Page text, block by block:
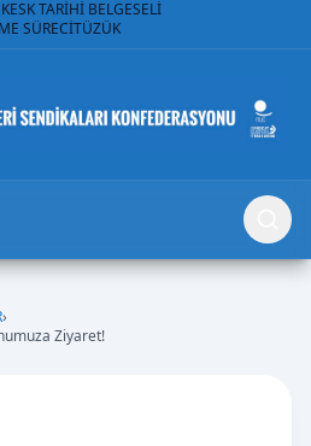
KESK TARİHİ BELGESELİ
SÜRECİTÜZÜK
›
Ziyaret!